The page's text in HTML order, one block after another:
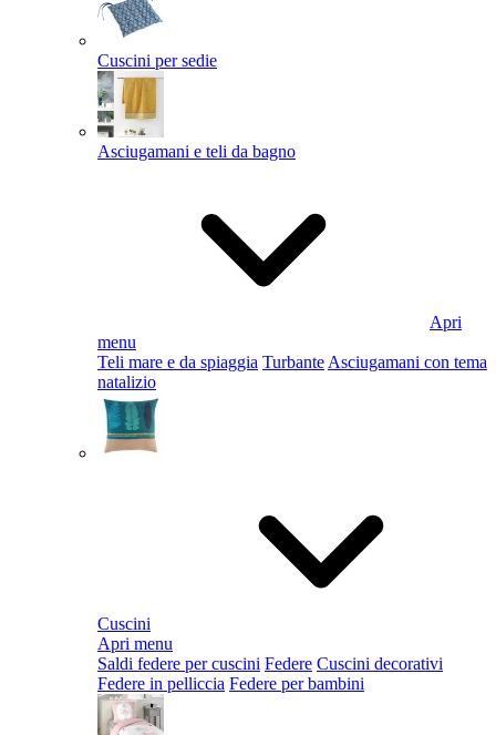
Cuscini per sedie
Asciugamani e teli da bagno
Apri
menu
Teli mare e da spiaggia Turbante Asciugamani con tema
natalizio
Cuscini
Apri menu
Saldi federe per cuscini Federe Cuscini decorativi
Federe in pelliccia Federe per bambini